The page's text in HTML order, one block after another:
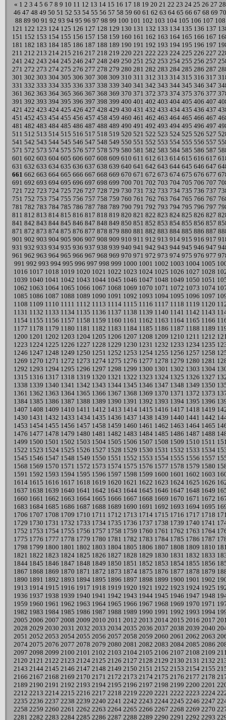
« 1 2 3 4 5 6 7 8 9 10 11 12 13 14 15 16 17 18 19 20 21 22 23 24 25 26 27 28
46 47 48 49 50 51 52 53 54 55 56 57 58 59 60 61 62 63 64 65 66 67 68 69 70
88 89 90 91 92 93 94 95 96 97 98 99 100 101 102 103 104 105 106 107 108
121 122 123 124 125 126 127 128 129 130 131 132 133 134 135 136 137
151 152 153 154 155 156 157 158 159 160 161 162 163 164 165 166 167
181 182 183 184 185 186 187 188 189 190 191 192 193 194 195 196 197
211 212 213 214 215 216 217 218 219 220 221 222 223 224 225 226 227
241 242 243 244 245 246 247 248 249 250 251 252 253 254 255 256 257
271 272 273 274 275 276 277 278 279 280 281 282 283 284 285 286 287
301 302 303 304 305 306 307 308 309 310 311 312 313 314 315 316 317
331 332 333 334 335 336 337 338 339 340 341 342 343 344 345 346 347
361 362 363 364 365 366 367 368 369 370 371 372 373 374 375 376 377
391 392 393 394 395 396 397 398 399 400 401 402 403 404 405 406 407
421 422 423 424 425 426 427 428 429 430 431 432 433 434 435 436 437
451 452 453 454 455 456 457 458 459 460 461 462 463 464 465 466 467
481 482 483 484 485 486 487 488 489 490 491 492 493 494 495 496 497
511 512 513 514 515 516 517 518 519 520 521 522 523 524 525 526 527
541 542 543 544 545 546 547 548 549 550 551 552 553 554 555 556 557
571 572 573 574 575 576 577 578 579 580 581 582 583 584 585 586 587
601 602 603 604 605 606 607 608 609 610 611 612 613 614 615 616 617
631 632 633 634 635 636 637 638 639 640 641 642 643 644 645 646 647
661 662 663 664 665 666 667 668 669 670 671 672 673 674 675 676 677
691 692 693 694 695 696 697 698 699 700 701 702 703 704 705 706 707
721 722 723 724 725 726 727 728 729 730 731 732 733 734 735 736 737
751 752 753 754 755 756 757 758 759 760 761 762 763 764 765 766 767
781 782 783 784 785 786 787 788 789 790 791 792 793 794 795 796 797
811 812 813 814 815 816 817 818 819 820 821 822 823 824 825 826 827
841 842 843 844 845 846 847 848 849 850 851 852 853 854 855 856 857
871 872 873 874 875 876 877 878 879 880 881 882 883 884 885 886 887
901 902 903 904 905 906 907 908 909 910 911 912 913 914 915 916 917
931 932 933 934 935 936 937 938 939 940 941 942 943 944 945 946 947
961 962 963 964 965 966 967 968 969 970 971 972 973 974 975 976 977
991 992 993 994 995 996 997 998 999 1000 1001 1002 1003 1004 1005
1016 1017 1018 1019 1020 1021 1022 1023 1024 1025 1026 1027 1028
1039 1040 1041 1042 1043 1044 1045 1046 1047 1048 1049 1050 1051
1062 1063 1064 1065 1066 1067 1068 1069 1070 1071 1072 1073 1074
1085 1086 1087 1088 1089 1090 1091 1092 1093 1094 1095 1096 1097
1108 1109 1110 1111 1112 1113 1114 1115 1116 1117 1118 1119 1120
1131 1132 1133 1134 1135 1136 1137 1138 1139 1140 1141 1142 1143
1154 1155 1156 1157 1158 1159 1160 1161 1162 1163 1164 1165 1166
1177 1178 1179 1180 1181 1182 1183 1184 1185 1186 1187 1188 1189
1200 1201 1202 1203 1204 1205 1206 1207 1208 1209 1210 1211 1212
1223 1224 1225 1226 1227 1228 1229 1230 1231 1232 1233 1234 1235
1246 1247 1248 1249 1250 1251 1252 1253 1254 1255 1256 1257 1258
1269 1270 1271 1272 1273 1274 1275 1276 1277 1278 1279 1280 1281
1292 1293 1294 1295 1296 1297 1298 1299 1300 1301 1302 1303 1304
1315 1316 1317 1318 1319 1320 1321 1322 1323 1324 1325 1326 1327
1338 1339 1340 1341 1342 1343 1344 1345 1346 1347 1348 1349 1350
1361 1362 1363 1364 1365 1366 1367 1368 1369 1370 1371 1372 1373
1384 1385 1386 1387 1388 1389 1390 1391 1392 1393 1394 1395 1396
1407 1408 1409 1410 1411 1412 1413 1414 1415 1416 1417 1418 1419
1430 1431 1432 1433 1434 1435 1436 1437 1438 1439 1440 1441 1442
1453 1454 1455 1456 1457 1458 1459 1460 1461 1462 1463 1464 1465
1476 1477 1478 1479 1480 1481 1482 1483 1484 1485 1486 1487 1488
1499 1500 1501 1502 1503 1504 1505 1506 1507 1508 1509 1510 1511
1522 1523 1524 1525 1526 1527 1528 1529 1530 1531 1532 1533 1534
1545 1546 1547 1548 1549 1550 1551 1552 1553 1554 1555 1556 1557
1568 1569 1570 1571 1572 1573 1574 1575 1576 1577 1578 1579 1580
1591 1592 1593 1594 1595 1596 1597 1598 1599 1600 1601 1602 1603
1614 1615 1616 1617 1618 1619 1620 1621 1622 1623 1624 1625 1626
1637 1638 1639 1640 1641 1642 1643 1644 1645 1646 1647 1648 1649
1660 1661 1662 1663 1664 1665 1666 1667 1668 1669 1670 1671 1672
1683 1684 1685 1686 1687 1688 1689 1690 1691 1692 1693 1694 1695
1706 1707 1708 1709 1710 1711 1712 1713 1714 1715 1716 1717 1718
1729 1730 1731 1732 1733 1734 1735 1736 1737 1738 1739 1740 1741
1752 1753 1754 1755 1756 1757 1758 1759 1760 1761 1762 1763 1764
1775 1776 1777 1778 1779 1780 1781 1782 1783 1784 1785 1786 1787
1798 1799 1800 1801 1802 1803 1804 1805 1806 1807 1808 1809 1810
1821 1822 1823 1824 1825 1826 1827 1828 1829 1830 1831 1832 1833
1844 1845 1846 1847 1848 1849 1850 1851 1852 1853 1854 1855 1856
1867 1868 1869 1870 1871 1872 1873 1874 1875 1876 1877 1878 1879
1890 1891 1892 1893 1894 1895 1896 1897 1898 1899 1900 1901 1902
1913 1914 1915 1916 1917 1918 1919 1920 1921 1922 1923 1924 1925
1936 1937 1938 1939 1940 1941 1942 1943 1944 1945 1946 1947 1948
1959 1960 1961 1962 1963 1964 1965 1966 1967 1968 1969 1970 1971
1982 1983 1984 1985 1986 1987 1988 1989 1990 1991 1992 1993 1994
2005 2006 2007 2008 2009 2010 2011 2012 2013 2014 2015 2016 2017
2028 2029 2030 2031 2032 2033 2034 2035 2036 2037 2038 2039 2040
2051 2052 2053 2054 2055 2056 2057 2058 2059 2060 2061 2062 2063
2074 2075 2076 2077 2078 2079 2080 2081 2082 2083 2084 2085 2086
2097 2098 2099 2100 2101 2102 2103 2104 2105 2106 2107 2108 2109
2120 2121 2122 2123 2124 2125 2126 2127 2128 2129 2130 2131 2132
2143 2144 2145 2146 2147 2148 2149 2150 2151 2152 2153 2154 2155
2166 2167 2168 2169 2170 2171 2172 2173 2174 2175 2176 2177 2178
2189 2190 2191 2192 2193 2194 2195 2196 2197 2198 2199 2200 2201
2212 2213 2214 2215 2216 2217 2218 2219 2220 2221 2222 2223 2224
2235 2236 2237 2238 2239 2240 2241 2242 2243 2244 2245 2246 2247
2258 2259 2260 2261 2262 2263 2264 2265 2266 2267 2268 2269 2270
2281 2282 2283 2284 2285 2286 2287 2288 2289 2290 2291 2292 2293